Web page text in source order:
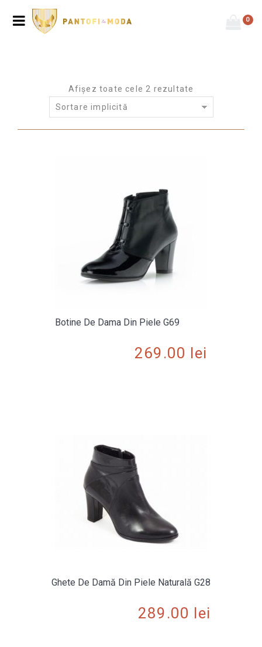
0
Produse etichetate “botine negre”
Afișez toate cele 2 rezultate
Sortare implicită
Botine De Dama Din Piele G69
269.00 lei
Ghete De Damă Din Piele Naturală G28
289.00 lei